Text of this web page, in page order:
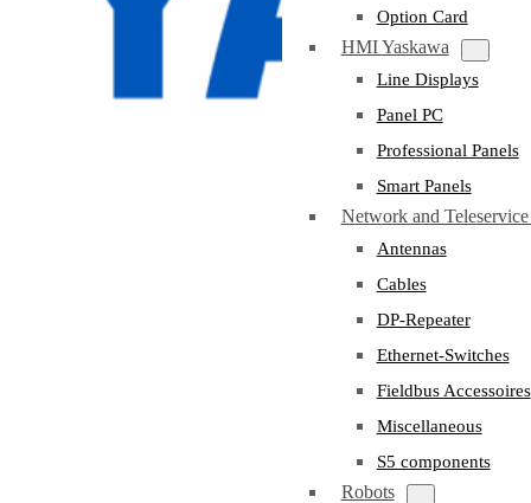
Option Card
HMI Yaskawa
Line Displays
Panel PC
Professional Panels
Smart Panels
Network and
Antennas
Cables
DP-Repeater
Ethernet-Switches
Fieldbus Accessoires
Miscellaneous
S5 components
Robots